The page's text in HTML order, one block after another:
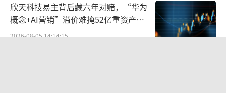
仍要经受考验。有行业人士向蓝鲸记者分析，
对调味品企业来说，线上渠道带来增量，也带
来价格压力。直播电商、社区团购、折扣店的
欣天科技易主背后藏六年对赌，“华为
概念+AI营销”溢价难掩52亿重资产考
验
2026-08-05 14:14:15